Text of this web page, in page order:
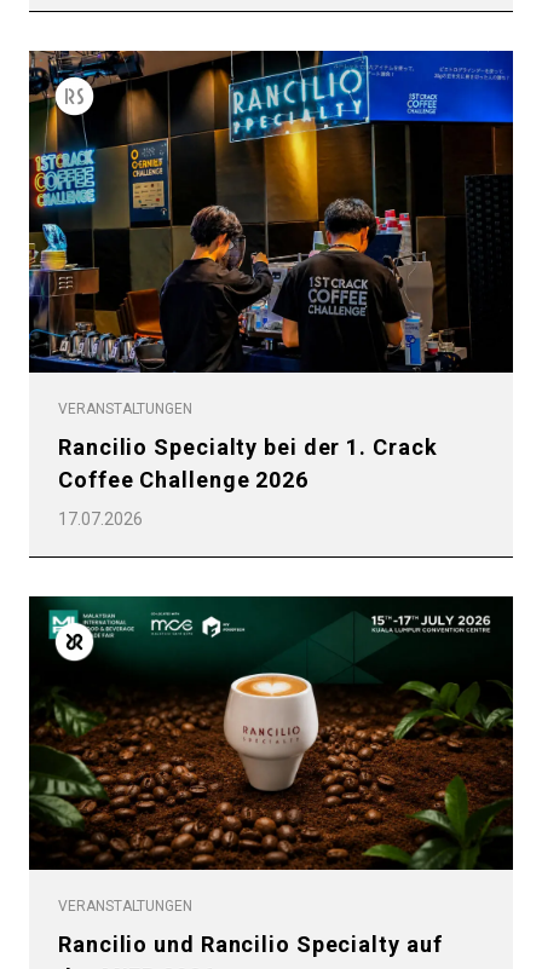
VERANSTALTUNGEN
Rancilio Specialty bei der 1. Crack
Coffee Challenge 2026
17.07.2026
VERANSTALTUNGEN
Rancilio und Rancilio Specialty auf